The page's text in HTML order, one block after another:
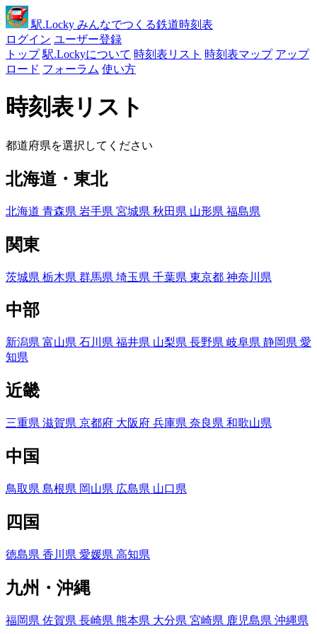
駅.Locky みんなでつくる鉄道時刻表
ログイン ユーザー登録
トップ 駅.Lockyについて 時刻表リスト 時刻表マップ アップ
ロード フォーラム 使い方
時刻表リスト
都道府県を選択してください
北海道・東北
北海道 青森県 岩手県 宮城県 秋田県 山形県 福島県
関東
茨城県 栃木県 群馬県 埼玉県 千葉県 東京都 神奈川県
中部
新潟県 富山県 石川県 福井県 山梨県 長野県 岐阜県 静岡県 愛
知県
近畿
三重県 滋賀県 京都府 大阪府 兵庫県 奈良県 和歌山県
中国
鳥取県 島根県 岡山県 広島県 山口県
四国
徳島県 香川県 愛媛県 高知県
九州・沖縄
福岡県 佐賀県 長崎県 熊本県 大分県 宮崎県 鹿児島県 沖縄県